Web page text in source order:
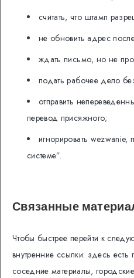
считать, что штамп
не обновить адрес
ждать письмо, но не
подать рабочее дело
отправить
перевод присяжного;
игнорировать wezwanie,
системе”.
Связанные
Чтобы быстрее перейти к
внутренние ссылки: здесь есть
соседние материалы,